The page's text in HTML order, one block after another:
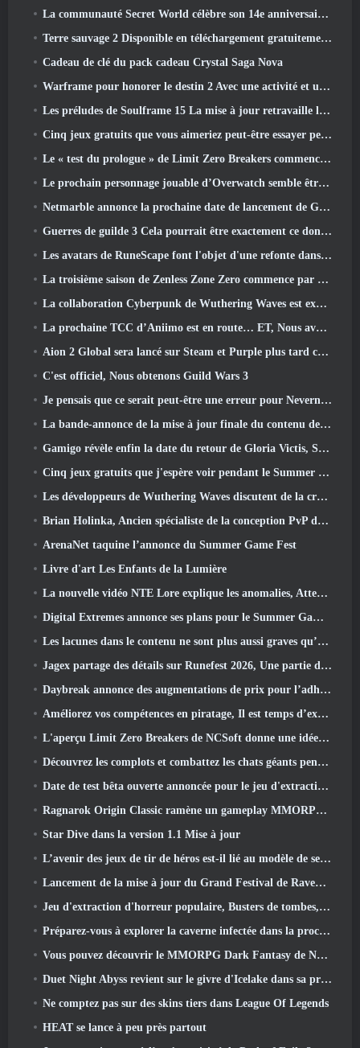
La communauté Secret World célèbre son 14e anniversaire avec un mystère qu'ils doivent résoudre ensemble
Terre sauvage 2 Disponible en téléchargement gratuitement (Et garde) Pour une durée limitée
Cadeau de clé du pack cadeau Crystal Saga Nova
Warframe pour honorer le destin 2 Avec une activité et un titre spéciaux dans le jeu
Les préludes de Soulframe 15 La mise à jour retravaille le butin et la pêche
Cinq jeux gratuits que vous aimeriez peut-être essayer pendant le Bullet Fest
Le « test du prologue » de Limit Zero Breakers commence aujourd’hui
Le prochain personnage jouable d’Overwatch semble être un chef du crime cyborg surmené
Netmarble annonce la prochaine date de lancement de Global RF Online
Guerres de guilde 3 Cela pourrait être exactement ce dont l’industrie du MMO a besoin en ce moment
Les avatars de RuneScape font l'objet d'une refonte dans la plus grande mise à jour visuelle du jeu au cours des dix dernières années
La troisième saison de Zenless Zone Zero commence par un voyage sur une île de Bangboo dans le ciel, Et vers la plateforme Steam
La collaboration Cyberpunk de Wuthering Waves est exactement ce que j'attends de mes événements crossover de jeux vidéo
La prochaine TCC d’Aniimo est en route… ET, Nous avons une fenêtre de lancement officielle
Aion 2 Global sera lancé sur Steam et Purple plus tard cette année
C'est officiel, Nous obtenons Guild Wars 3
Je pensais que ce serait peut-être une erreur pour Neverness To Everness d'organiser l'événement Porsche Collab Gacha si tôt, Mais j'avais tort
La bande-annonce de la mise à jour finale du contenu de Destiny 2 est un cri de ralliement
Gamigo révèle enfin la date du retour de Gloria Victis, Survivra-t-il la deuxième fois?
Cinq jeux gratuits que j'espère voir pendant le Summer Game Fest
Les développeurs de Wuthering Waves discutent de la création de la séquence de combat Lahai-Roi Mech
Brian Holinka, Ancien spécialiste de la conception PvP de World Of Warcraft, Rejoint l’équipe MMO de League Of Legends
ArenaNet taquine l’annonce du Summer Game Fest
Livre d'art Les Enfants de la Lumière
La nouvelle vidéo NTE Lore explique les anomalies, Attendez, Et comment une organisation « secrète » suit tout cela
Digital Extremes annonce ses plans pour le Summer Game Fest
Les lacunes dans le contenu ne sont plus aussi graves qu’avant
Jagex partage des détails sur Runefest 2026, Une partie de la célébration du 25e anniversaire de RuneScape IP
Daybreak annonce des augmentations de prix pour l’adhésion VIP au Seigneur des Anneaux Online
Améliorez vos compétences en piratage, Il est temps d’explorer Night City dans Wuthering Waves
L'aperçu Limit Zero Breakers de NCSoft donne une idée de ce à quoi s'attendre du prochain test du prologue
Découvrez les complots et combattez les chats géants pendant votre temps libre dans la dernière mise à jour de Where Winds Meet
Date de test bêta ouverte annoncée pour le jeu d'extraction Dark Fantasy, Chasseur de Brume
Ragnarok Origin Classic ramène un gameplay MMORPG équitable et CBT ouvre ses portes en juin 4
Star Dive dans la version 1.1 Mise à jour
L’avenir des jeux de tir de héros est-il lié au modèle de service en direct F2P?
Lancement de la mise à jour du Grand Festival de Raven2, avec la nouvelle classe Warlord
Jeu d'extraction d'horreur populaire, Busters de tombes, Lancements en Occident
Préparez-vous à explorer la caverne infectée dans la prochaine mise à jour d'Eterspire
Vous pouvez découvrir le MMORPG Dark Fantasy de Nexon Embers Of The Uncrown pendant le Steam Next Fest
Duet Night Abyss revient sur le givre d'Icelake dans sa prochaine mise à jour Steampunk
Ne comptez pas sur des skins tiers dans League Of Legends
HEAT se lance à peu près partout